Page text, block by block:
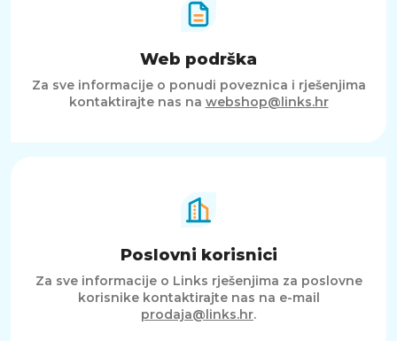
Web podrška
Za sve informacije o ponudi poveznica i rješenjima
kontaktirajte nas na webshop@links.hr
Poslovni korisnici
Za sve informacije o Links rješenjima za poslovne
korisnike kontaktirajte nas na e-mail
prodaja@links.hr.